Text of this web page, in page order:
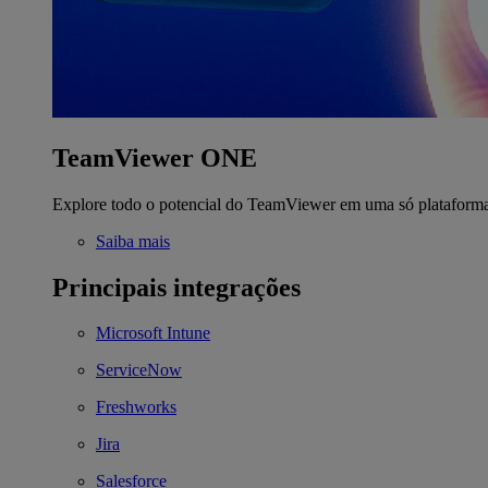
TeamViewer ONE
Explore todo o potencial do TeamViewer em uma só
Saiba mais
Principais integrações
Microsoft Intune
ServiceNow
Freshworks
Jira
Salesforce